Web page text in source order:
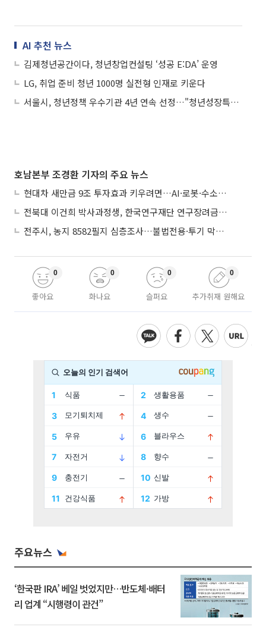
AI 추천 뉴스
김제청년공간이다, 청년창업컨설팅 ‘성공 E:DA’ 운영
LG, 취업 준비 청년 1000명 실전형 인재로 키운다
서울시, 청년정책 우수기관 4년 연속 선정…"청년성장특별시 재확인"
호남본부 조경환 기자의 주요 뉴스
현대차 새만금 9조 투자효과 키우려면…AI·로봇·수소 공공기관 집적화 시급
전북대 이건희 박사과정생, 한국연구재단 연구장려금 선정
전주시, 농지 8582필지 심층조사…불법전용·투기 막는다
좋아요
0
화나요
0
슬퍼요
0
추가취재 원해요
0
주요뉴스
‘한국판 IRA’ 베일 벗었지만…반도체·배터
리 업계 “시행령이 관건”